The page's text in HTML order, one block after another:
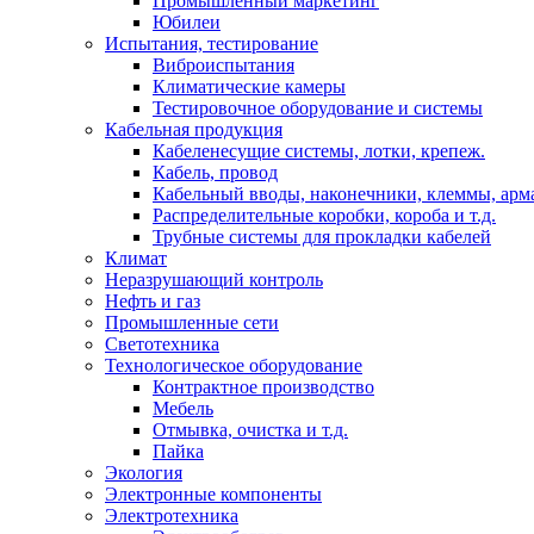
Юбилеи
Испытания, тестирование
Виброиспытания
Климатические камеры
Тестировочное оборудование и системы
Кабельная продукция
Кабеленесущие системы, лотки, крепеж.
Кабель, провод
Кабельный вводы, наконечники, клеммы,
Распределительные коробки, короба и т.д.
Трубные системы для прокладки кабелей
Климат
Неразрушающий контроль
Нефть и газ
Промышленные сети
Светотехника
Технологическое оборудование
Контрактное производство
Мебель
Отмывка, очистка и т.д.
Пайка
Экология
Электронные компоненты
Электротехника